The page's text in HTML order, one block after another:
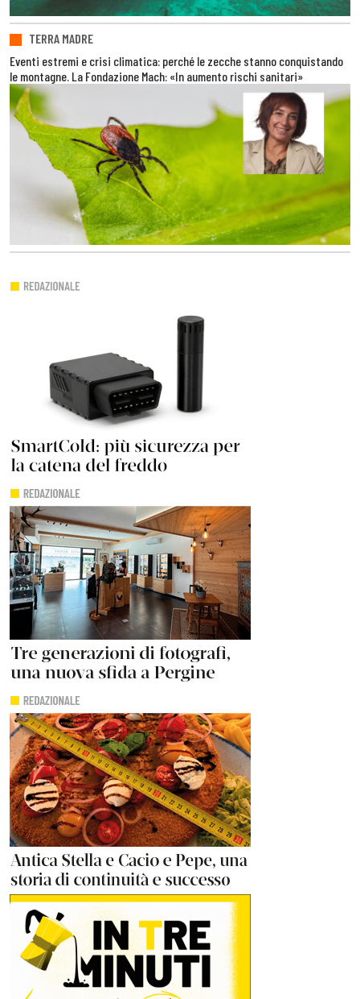
TERRA MADRE
Eventi estremi e crisi climatica: perché le zecche stanno conquistando
le montagne. La Fondazione Mach: «In aumento rischi sanitari»